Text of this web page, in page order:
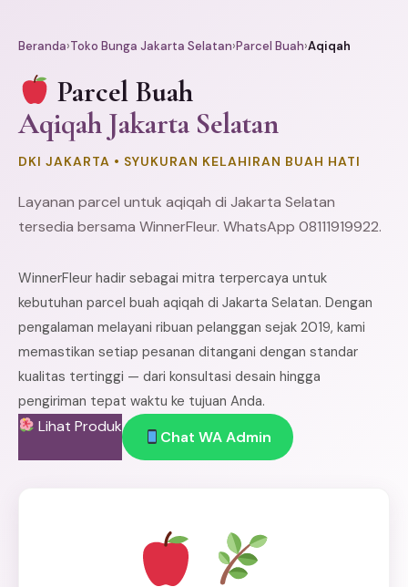
Beranda›Toko Bunga Jakarta Selatan›Parcel Buah›Aqiqah
Parcel Buah
Aqiqah Jakarta Selatan
DKI JAKARTA • SYUKURAN KELAHIRAN BUAH HATI
Layanan parcel untuk aqiqah di Jakarta Selatan
tersedia bersama WinnerFleur. WhatsApp 08111919922.
WinnerFleur hadir sebagai mitra terpercaya untuk
kebutuhan parcel buah aqiqah di Jakarta Selatan. Dengan
pengalaman melayani ribuan pelanggan sejak 2019, kami
memastikan setiap pesanan ditangani dengan standar
kualitas tertinggi — dari konsultasi desain hingga
pengiriman tepat waktu ke tujuan Anda.
Lihat Produk
Chat WA Admin